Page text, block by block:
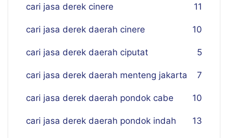
cari jasa derek cinere 11
cari jasa derek daerah cinere 10
cari jasa derek daerah ciputat 5
cari jasa derek daerah menteng jakarta 7
cari jasa derek daerah pondok cabe 10
cari jasa derek daerah pondok indah 13